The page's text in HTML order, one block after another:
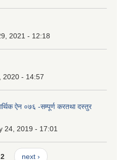
2021 - 12:18
2020 - 14:57
आर्थिक ऐन ०७६ -सम्पूर्ण करतथा दस्तुर
24, 2019 - 17:01
next ›